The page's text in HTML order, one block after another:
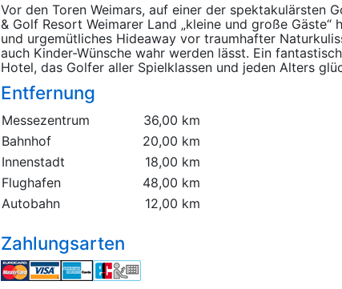
Vor den Toren Weimars, auf einer der spektakulärsten
& Golf Resort Weimarer Land „kleine und große
und urgemütliches Hideaway vor traumhafter
auch Kinder-Wünsche wahr werden lässt. Ein
Hotel, das Golfer aller Spielklassen und jeden Alters
Entfernung
Messezentrum
36,00 km
Bahnhof
20,00 km
Innenstadt
18,00 km
Flughafen
48,00 km
Autobahn
12,00 km
Zahlungsarten